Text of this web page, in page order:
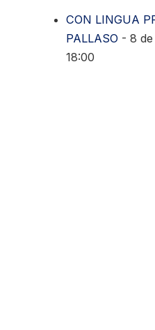
CON LINGUA
PALLASO - 8
18:00